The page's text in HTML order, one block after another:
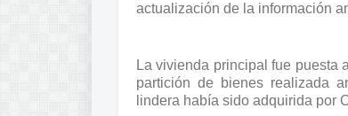
actualización de la información
La vivienda principal fue puesta
partición de bienes realizada
lindera había sido adquirida por